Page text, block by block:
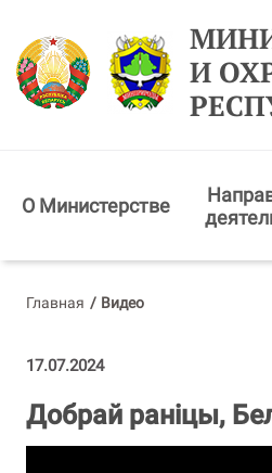
И
О Министерстве
Главная / Видео
17.07.2024
Добрай раніцы,